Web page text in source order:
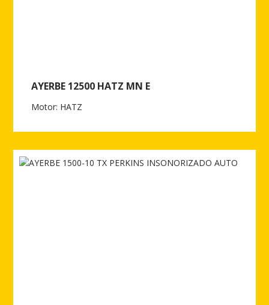
AYERBE 12500 HATZ MN E
Motor: HATZ